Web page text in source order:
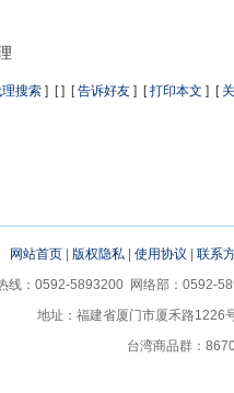
搜索] [] [告诉好友] [打印本文 ] [
网站首页 版权隐私 使用协议
联系
线：0592-5893200 网络部：0592-
地址：福建省厦门市厦禾路
台湾商品群：